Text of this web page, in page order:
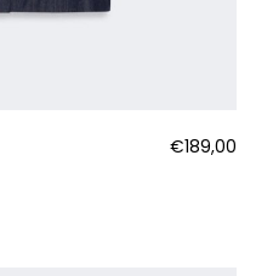
€189,00